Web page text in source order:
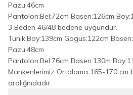
Pazu:46cm
Pantolon:Bel:72cm Basen:126cm
3 Beden 46/48 bedene uygundur.
Tunik:Boy:139cm Gögüs:122cm
Pazu:48cm
Pantolon:Bel:76cm Basen:130m
Mankenlerimiz Ortalama 165-170 cm
aralığındadır.